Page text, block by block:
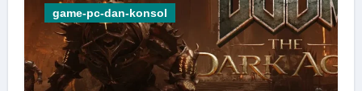
game-pc-dan-konsol